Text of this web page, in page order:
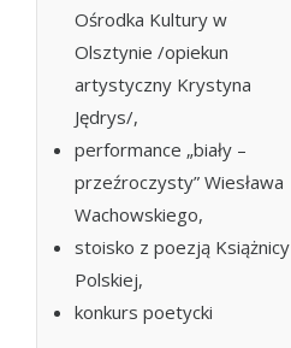
Ośrodka Kultury w
Olsztynie /opiekun
artystyczny Krystyna
Jędrys/,
performance „biały –
przeźroczysty” Wiesława
Wachowskiego,
stoisko z poezją Książnicy
Polskiej,
konkurs poetycki